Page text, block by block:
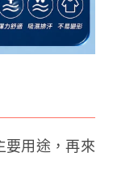
要用途，再來